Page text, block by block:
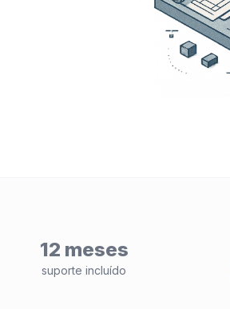
12 meses
suporte incluído